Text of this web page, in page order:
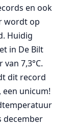
en ook
wordt op
Huidig
in De Bilt
7,3°C.
dit record
unicum!
december